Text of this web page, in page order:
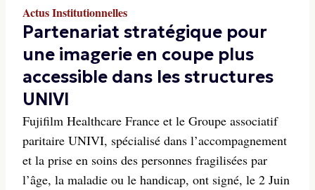
Actus Institutionnelles
Partenariat stratégique pour
une imagerie en coupe plus
accessible dans les structures
UNIVI
Fujifilm Healthcare France et le Groupe associatif
paritaire UNIVI, spécialisé dans l’accompagnement
et la prise en soins des personnes fragilisées par
l’âge, la maladie ou le handicap, ont signé, le 2 Juin